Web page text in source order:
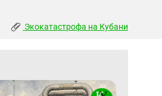
Экокатастрофа на Кубани